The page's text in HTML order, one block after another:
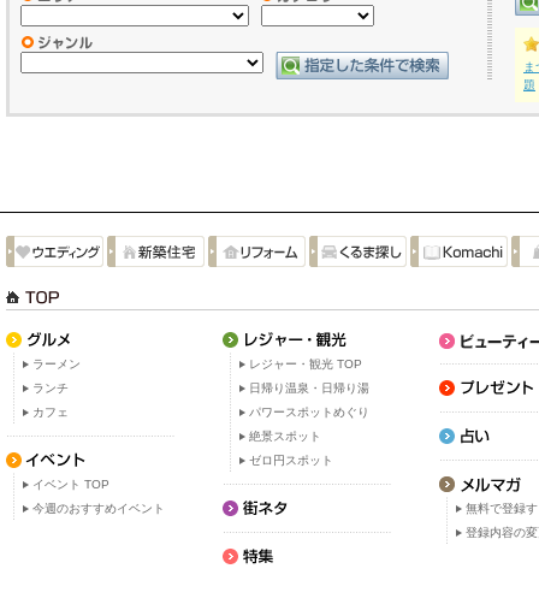
ま
題
ラーメン
ランチ
カフェ
イベント TOP
今週のおすすめイベント
レジャー・観光 TOP
日帰り温泉・日帰り湯
パワースポットめぐり
絶景スポット
ゼロ円スポット
無料で登録
登録内容の